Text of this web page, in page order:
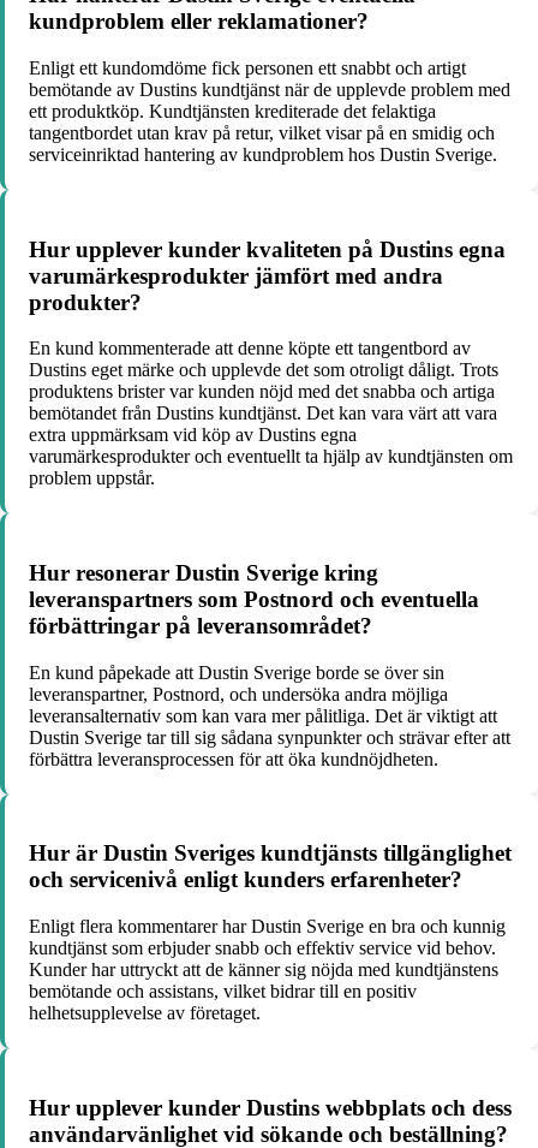
kundproblem eller reklamationer?
Enligt ett kundomdöme fick personen ett snabbt och artigt
bemötande av Dustins kundtjänst när de upplevde problem med
ett produktköp. Kundtjänsten krediterade det felaktiga
tangentbordet utan krav på retur, vilket visar på en smidig och
serviceinriktad hantering av kundproblem hos Dustin Sverige.
Hur upplever kunder kvaliteten på Dustins egna
varumärkesprodukter jämfört med andra
produkter?
En kund kommenterade att denne köpte ett tangentbord av
Dustins eget märke och upplevde det som otroligt dåligt. Trots
produktens brister var kunden nöjd med det snabba och artiga
bemötandet från Dustins kundtjänst. Det kan vara värt att vara
extra uppmärksam vid köp av Dustins egna
varumärkesprodukter och eventuellt ta hjälp av kundtjänsten om
problem uppstår.
Hur resonerar Dustin Sverige kring
leveranspartners som Postnord och eventuella
förbättringar på leveransområdet?
En kund påpekade att Dustin Sverige borde se över sin
leveranspartner, Postnord, och undersöka andra möjliga
leveransalternativ som kan vara mer pålitliga. Det är viktigt att
Dustin Sverige tar till sig sådana synpunkter och strävar efter att
förbättra leveransprocessen för att öka kundnöjdheten.
Hur är Dustin Sveriges kundtjänsts tillgänglighet
och servicenivå enligt kunders erfarenheter?
Enligt flera kommentarer har Dustin Sverige en bra och kunnig
kundtjänst som erbjuder snabb och effektiv service vid behov.
Kunder har uttryckt att de känner sig nöjda med kundtjänstens
bemötande och assistans, vilket bidrar till en positiv
helhetsupplevelse av företaget.
Hur upplever kunder Dustins webbplats och dess
användarvänlighet vid sökande och beställning?